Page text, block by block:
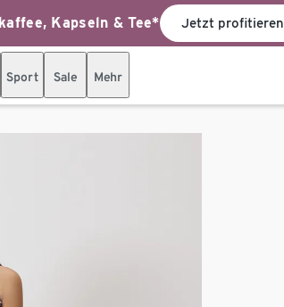
Kapseln & Tee* Jetzt profitieren
Sport Sale Mehr